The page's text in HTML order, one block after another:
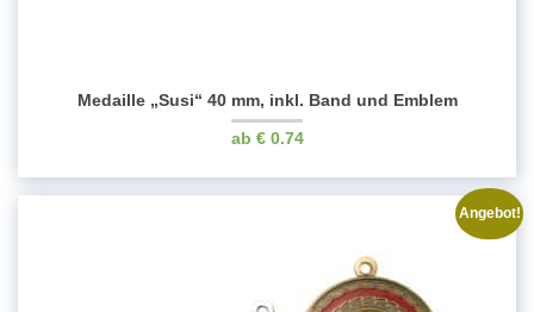
Medaille „Susi“ 40 mm, inkl. Band und Emblem
€0.74
Angebot!